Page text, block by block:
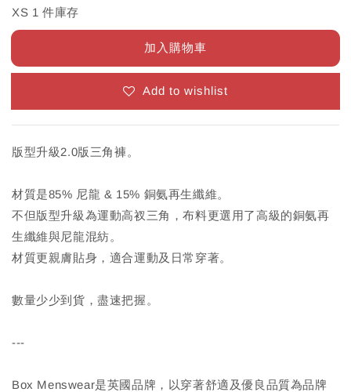
XS 1 件庫存
加入購物車
Add to wishlist
版型升級2.0版三角褲。
材質是85% 尼龍 & 15% 銅氨再生纖維。
不但版型升級為運動高衩三角，布料更選用了高級的銅氨再
生纖維與尼龍混紡。
材質更親膚貼身，適合運動及日常穿著。
數量少少到貨，盡速把握。
---
Box Menswear是英國品牌，以穿著舒適及優良品質為品牌